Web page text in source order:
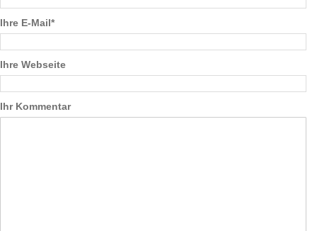
Ihre E-Mail*
Ihre Webseite
Ihr Kommentar